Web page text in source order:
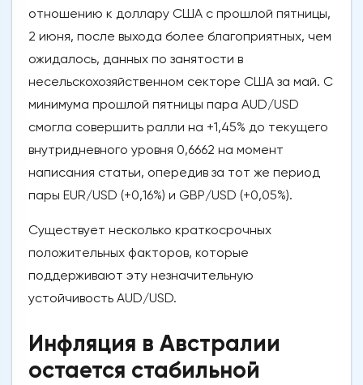
отношению к доллару США с прошлой пятницы,
2 июня, после выхода более благоприятных, чем
ожидалось, данных по занятости в
несельскохозяйственном секторе США за май. С
минимума прошлой пятницы пара AUD/USD
смогла совершить ралли на +1,45% до текущего
внутридневного уровня 0,6662 на момент
написания статьи, опередив за тот же период
пары EUR/USD (+0,16%) и GBP/USD (+0,05%).
Существует несколько краткосрочных
положительных факторов, которые
поддерживают эту незначительную
устойчивость AUD/USD.
Инфляция в Австралии
остается стабильной